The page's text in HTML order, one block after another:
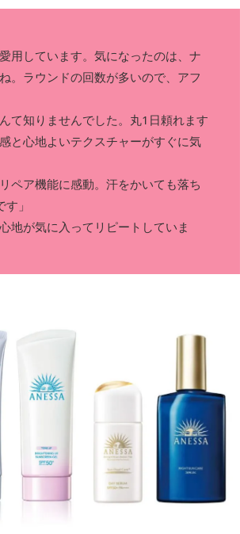
用しています。気になったのは、ナ
。ラウンドの回数が多いので、アフ
て知りませんでした。丸1日頼れます
と心地よいテクスチャーがすぐに気
ペア機能に感動。汗をかいても落ち
」
地が気に入ってリピートしていま